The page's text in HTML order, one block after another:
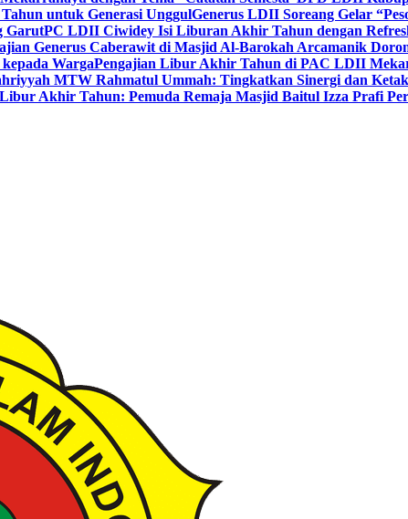
untuk Generasi UnggulGenerus LDII Soreang Gelar
GarutPC LDII Ciwidey Isi Liburan Akhir Tahun dengan
Generus Caberawit di Masjid Al-Barokah Arcamanik
WargaPengajian Libur Akhir Tahun di PAC LDII
MTW Rahmatul Ummah: Tingkatkan Sinergi dan
Akhir Tahun: Pemuda Remaja Masjid Baitul Izza Prafi